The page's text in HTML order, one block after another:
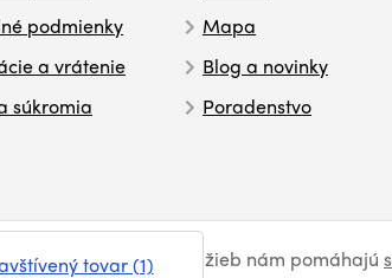
podmienky
a vrátenie
súkromia
Mapa
Blog a novinky
Poradenstvo
. Pri poskytovaní služieb nám pomáhajú
tovar (1)